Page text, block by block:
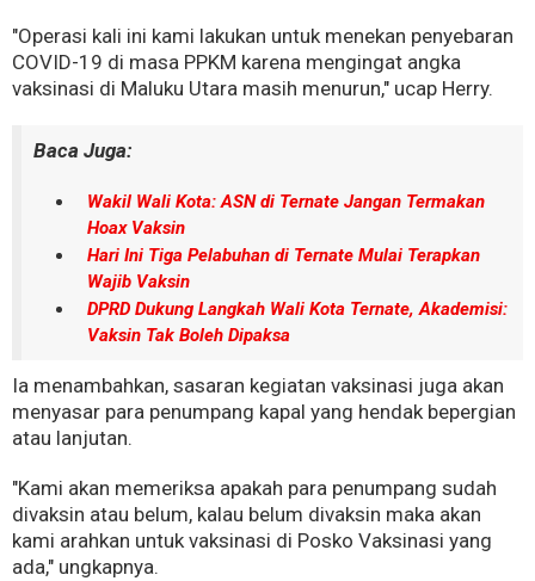
"Operasi kali ini kami lakukan untuk menekan penyebaran
COVID-19 di masa PPKM karena mengingat angka
vaksinasi di Maluku Utara masih menurun," ucap Herry.
Baca Juga:
Wakil Wali Kota: ASN di Ternate Jangan Termakan
Hoax Vaksin
Hari Ini Tiga Pelabuhan di Ternate Mulai Terapkan
Wajib Vaksin
DPRD Dukung Langkah Wali Kota Ternate, Akademisi:
Vaksin Tak Boleh Dipaksa
Ia menambahkan, sasaran kegiatan vaksinasi juga akan
menyasar para penumpang kapal yang hendak bepergian
atau lanjutan.
"Kami akan memeriksa apakah para penumpang sudah
divaksin atau belum, kalau belum divaksin maka akan
kami arahkan untuk vaksinasi di Posko Vaksinasi yang
ada," ungkapnya.